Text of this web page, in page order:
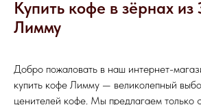
Купить кофе в зёрнах
Лимму
Добро пожаловать в наш интернет-
купить кофе Лимму — великолепный
ценителей кофе. Мы предлагаем только